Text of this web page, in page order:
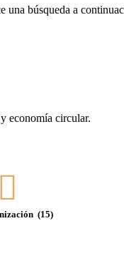
una búsqueda a
economía circular.
(15)